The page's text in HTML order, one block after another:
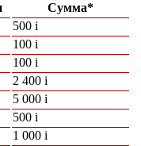
Сумма*
500 i
100 i
100 i
2 400 i
5 000 i
500 i
1 000 i